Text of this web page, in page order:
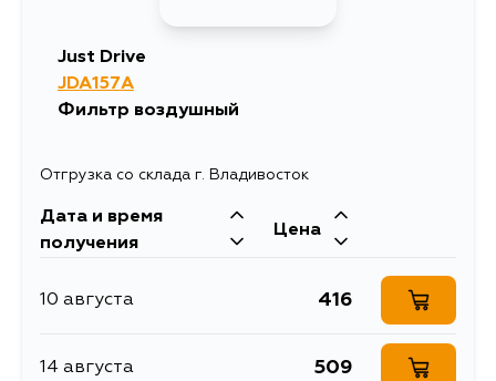
Just Drive
JDA157A
Фильтр воздушный
Отгрузка со склада г. Владивосток
Дата и время
получения
Цена
10 августа 416
14 августа 509